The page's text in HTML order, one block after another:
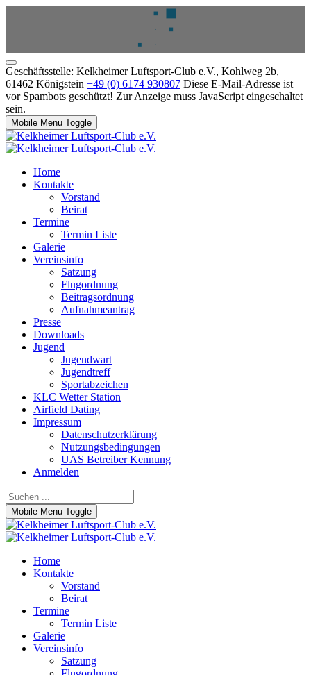
Geschäftsstelle: Kelkheimer Luftsport-Club e.V., Kohlweg 2b,
61462 Königstein +49 (0) 6174 930807 Diese E-Mail-Adresse ist
vor Spambots geschützt! Zur Anzeige muss JavaScript eingeschaltet
sein.
Mobile Menu Toggle
Home
Kontakte
Vorstand
Beirat
Termine
Termin Liste
Galerie
Vereinsinfo
Satzung
Flugordnung
Beitragsordnung
Aufnahmeantrag
Presse
Downloads
Jugend
Jugendwart
Jugendtreff
Sportabzeichen
KLC Wetter Station
Airfield Dating
Impressum
Datenschutzerklärung
Nutzungsbedingungen
UAS Betreiber Kennung
Anmelden
Mobile Menu Toggle
Home
Kontakte
Vorstand
Beirat
Termine
Termin Liste
Galerie
Vereinsinfo
Satzung